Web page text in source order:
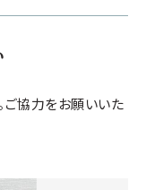
ご協力をお願いいた